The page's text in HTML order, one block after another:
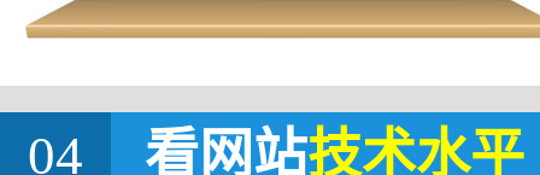
04 看网站技术水平